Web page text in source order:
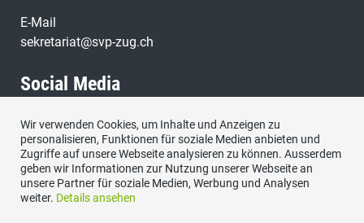
E-Mail
sekretariat@svp-zug.ch
Social Media
Besuchen Sie uns bei:
Wir verwenden Cookies, um Inhalte und Anzeigen zu
personalisieren, Funktionen für soziale Medien anbieten und
Zugriffe auf unsere Webseite analysieren zu können. Ausserdem
geben wir Informationen zur Nutzung unserer Webseite an
unsere Partner für soziale Medien, Werbung und Analysen
weiter. Details ansehen